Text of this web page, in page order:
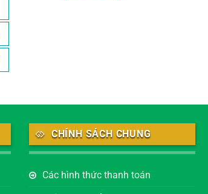
CHÍNH SÁCH CHUNG
Các hình thức thanh toán